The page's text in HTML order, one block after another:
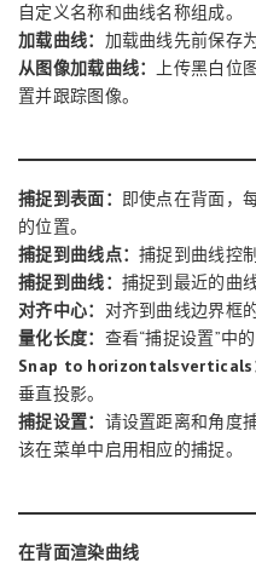
自定义名称和曲线名称组成。
加载曲线： 加载曲线先前保存
从图像加载曲线：
上传黑白位
置并跟踪图像。
捕捉到表面： 即使点在背面，
的位置。
捕捉到曲线点：捕捉到曲线控制
捕捉到曲线： 捕捉到最近的曲
对齐中心： 对齐到曲线边界框
量化长度： 查看“捕捉设置”中
Snap to horizontalsverticals
垂直投影。
捕捉设置： 请设置距离和角度
该在菜单中启用相应的捕捉。
在背面渲染曲线